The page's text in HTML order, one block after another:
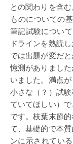
との関わりを含
ものについての
筆記試験につい
ドラインを熟読
では出題が変だ
憶測がありまし
いました。満点
小さな（？）試
ていてほしい）
です。枝葉末節
て、基礎的で本
ンに示されてい